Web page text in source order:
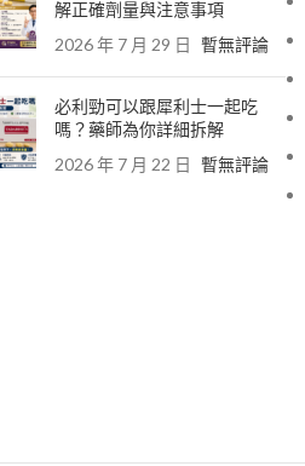
解正確劑量與注意事項
2026 年 7 月 29 日 暫無評論
必利勁可以跟犀利士一起吃
嗎？藥師為你詳細拆解
2026 年 7 月 22 日 暫無評論